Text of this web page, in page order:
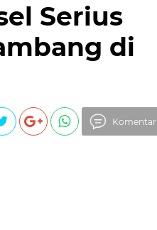
Serius
di
Komentar